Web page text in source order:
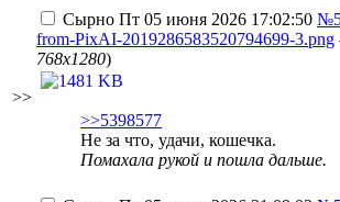
>>
Сырно Пт 05 июня 2026 17:02:50
from-PixAI-2019286583520794699-3.png
768x1280)
>>5398577
Не за что, удачи, кошечка.
Помахала рукой и пошла дальше.